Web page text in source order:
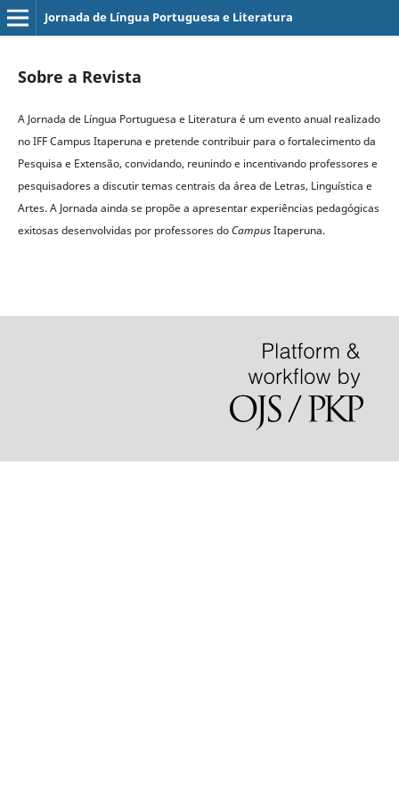
Jornada de Língua Portuguesa e Literatura
Sobre a Revista
A Jornada de Língua Portuguesa e Literatura é um evento anual realizado
no IFF Campus Itaperuna e pretende contribuir para o fortalecimento da
Pesquisa e Extensão, convidando, reunindo e incentivando professores e
pesquisadores a discutir temas centrais da área de Letras, Linguística e
Artes. A Jornada ainda se propõe a apresentar experiências pedagógicas
exitosas desenvolvidas por professores doCampusItaperuna.